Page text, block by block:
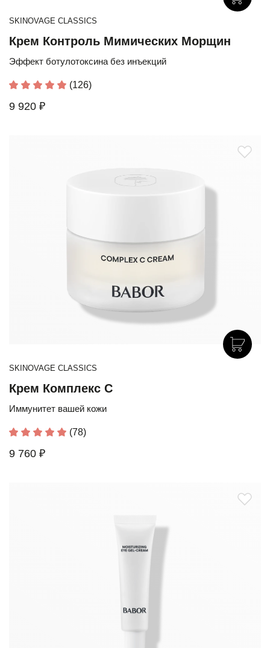
SKINOVAGE CLASSICS
Крем Контроль Мимических Морщин
Эффект ботулотоксина без инъекций
(126)
9 920 ₽
SKINOVAGE CLASSICS
Крем Комплекс С
Иммунитет вашей кожи
(78)
9 760 ₽